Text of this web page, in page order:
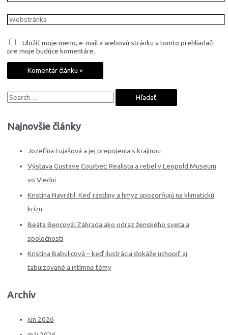
Webstránka
Uložiť moje meno, e-mail a webovú stránku v tomto prehliadači
pre moje budúce komentáre.
S
aNajnovšie články
Jozefína Fujašová a jej prepojenia s krajinou
Výstava Gustave Courbet: Realista a rebel v Leopold Museum
vo Viedni
Kristína Navrátil: Keď rastliny a hmyz upozorňujú na klimatickú
krízu
Beáta Bencová: Záhrada ako odraz ženského sveta a
spoločnosti
Kristína Babulicová – keď ilustrácia dokáže uchopiť aj
tabuizované a intímne témy
Archív
jún 2026